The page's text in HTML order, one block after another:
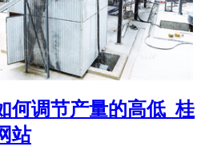
何调节产量的高低_桂
站